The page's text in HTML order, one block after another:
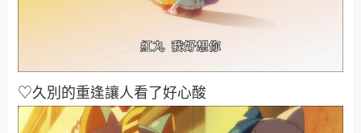
♡久別的重逢讓人看了好心酸